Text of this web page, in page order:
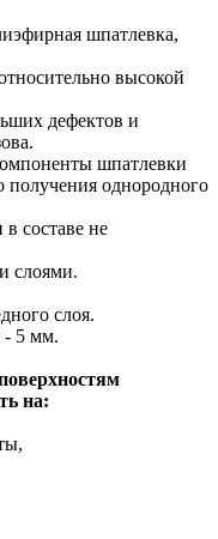
шпатлевка,
высокой
дефектов и
шпатлевки
получения однородного
составе не
слоями.
слоя.
- 5 мм.
на: